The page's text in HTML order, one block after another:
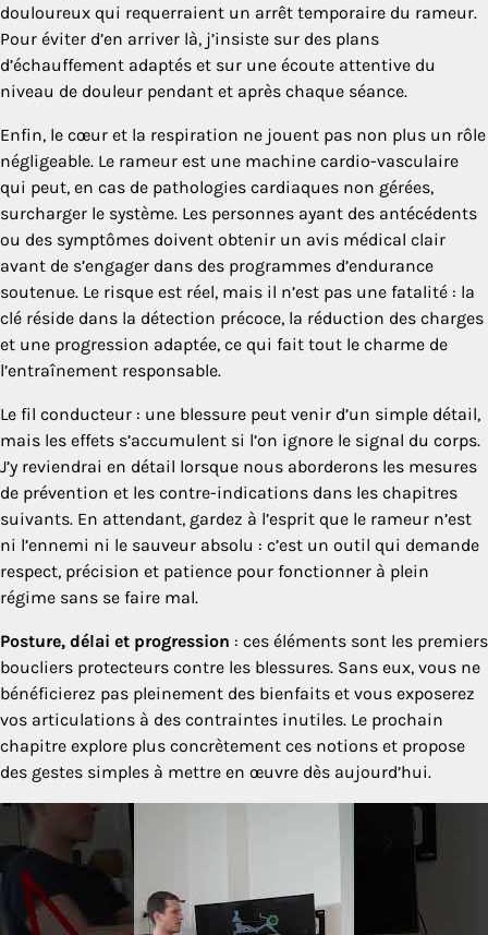
douloureux qui requerraient un arrêt temporaire du rameur.
Pour éviter d’en arriver là, j’insiste sur des plans
d’échauffement adaptés et sur une écoute attentive du
niveau de douleur pendant et après chaque séance.
Enfin, le cœur et la respiration ne jouent pas non plus un rôle
négligeable. Le rameur est une machine cardio-vasculaire
qui peut, en cas de pathologies cardiaques non gérées,
surcharger le système. Les personnes ayant des antécédents
ou des symptômes doivent obtenir un avis médical clair
avant de s’engager dans des programmes d’endurance
soutenue. Le risque est réel, mais il n’est pas une fatalité : la
clé réside dans la détection précoce, la réduction des charges
et une progression adaptée, ce qui fait tout le charme de
l’entraînement responsable.
Le fil conducteur : une blessure peut venir d’un simple détail,
mais les effets s’accumulent si l’on ignore le signal du corps.
J’y reviendrai en détail lorsque nous aborderons les mesures
de prévention et les contre-indications dans les chapitres
suivants. En attendant, gardez à l’esprit que le rameur n’est
ni l’ennemi ni le sauveur absolu : c’est un outil qui demande
respect, précision et patience pour fonctionner à plein
régime sans se faire mal.
Posture, délai et progression : ces éléments sont les premiers
boucliers protecteurs contre les blessures. Sans eux, vous ne
bénéficierez pas pleinement des bienfaits et vous exposerez
vos articulations à des contraintes inutiles. Le prochain
chapitre explore plus concrètement ces notions et propose
des gestes simples à mettre en œuvre dès aujourd’hui.